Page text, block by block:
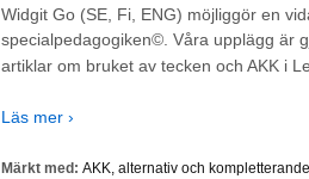
Widgit Go (SE, Fi, ENG) möjliggör en
specialpedagogiken©. Våra upplägg är
artiklar om bruket av tecken och AKK i
Läs mer ›
Märkt med: AKK, alternativ och